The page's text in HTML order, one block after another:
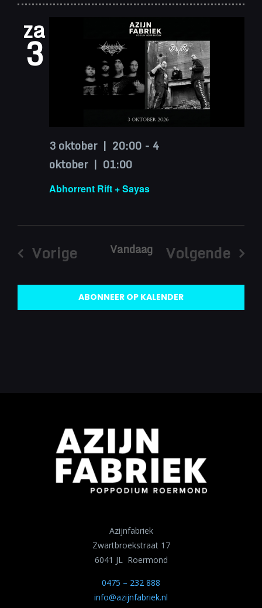
za
3
Abhorrent Rift + Sayas
3 oktober | 20:00 - 4
oktober | 01:00
Vorige
Evenementen
Vandaag
Volgende
ABONNEER OP KALENDER
Azijnfabriek
Zwartbroekstraat 17
6041 JL Roermond
0475 – 232 888
info@azijnfabriek.nl